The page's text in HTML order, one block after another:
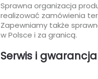
Sprawna organizacja
realizować zamówienia
Zapewniamy także
w Polsce i za granicą.
Serwis i gwarancja